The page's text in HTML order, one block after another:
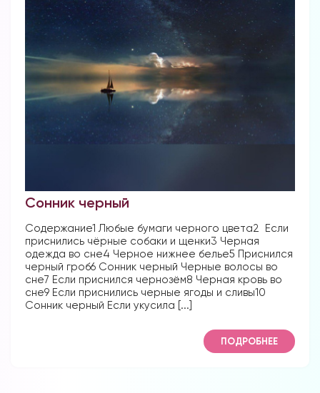
Сонник черный
Содержание1 Любые бумаги черного цвета2 Если
приснились чёрные собаки и щенки3 Черная
одежда во сне4 Черное нижнее белье5 Приснился
черный гроб6 Сонник черный Черные волосы во
сне7 Если приснился чернозём8 Черная кровь во
сне9 Если приснились черные ягоды и сливы10
Сонник черный Если укусила [...]
ПОДРОБНЕЕ